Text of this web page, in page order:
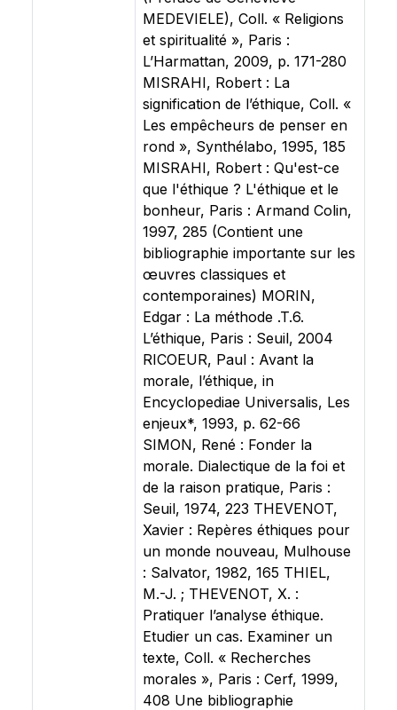
MEDEVIELE), Coll. « Religions
et spiritualité », Paris :
L’Harmattan, 2009, p. 171-280
MISRAHI, Robert : La
signification de l’éthique, Coll. «
Les empêcheurs de penser en
rond », Synthélabo, 1995, 185
MISRAHI, Robert : Qu'est-ce
que l'éthique ? L'éthique et le
bonheur, Paris : Armand Colin,
1997, 285 (Contient une
bibliographie importante sur les
œuvres classiques et
contemporaines) MORIN,
Edgar : La méthode .T.6.
L’éthique, Paris : Seuil, 2004
RICOEUR, Paul : Avant la
morale, l’éthique, in
Encyclopediae Universalis, Les
enjeux*, 1993, p. 62-66
SIMON, René : Fonder la
morale. Dialectique de la foi et
de la raison pratique, Paris :
Seuil, 1974, 223 THEVENOT,
Xavier : Repères éthiques pour
un monde nouveau, Mulhouse
: Salvator, 1982, 165 THIEL,
M.-J. ; THEVENOT, X. :
Pratiquer l’analyse éthique.
Etudier un cas. Examiner un
texte, Coll. « Recherches
morales », Paris : Cerf, 1999,
408 Une bibliographie